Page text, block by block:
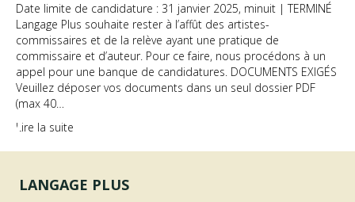
Date limite de candidature : 31 janvier 2025, minuit | TERMINÉ
Langage Plus souhaite rester à l’affût des artistes-
commissaires et de la relève ayant une pratique de
commissaire et d’auteur. Pour ce faire, nous procédons à un
appel pour une banque de candidatures. DOCUMENTS EXIGÉS
Veuillez déposer vos documents dans un seul dossier PDF
(max 40…
Lire la suite
LANGAGE PLUS